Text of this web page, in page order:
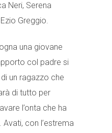
Neri, Serena
Greggio.
una giovane
col padre si
un ragazzo che
di tutto per
l’onta che ha
con l’estrema